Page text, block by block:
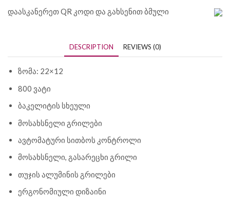
დაასკანერეთ QR კოდი და გახსენით ბმული
DESCRIPTION REVIEWS (0)
ზომა: 22×12
800 ვატი
ბაკელიტის სხეული
მოსახსნელი გრილები
ავტომატური სითბოს კონტროლი
მოსახსნელი, გასარეცხი გრილი
თუჯის ალუმინის გრილები
ერგონომიული დიზაინი